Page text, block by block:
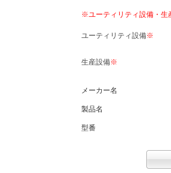
※ユーティリティ設備・生
ユーティリティ設備※
生産設備※
メーカー名
製品名
型番